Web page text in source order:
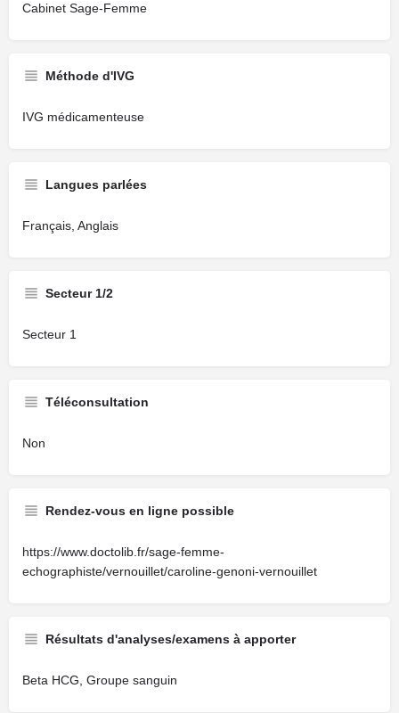
Cabinet Sage-Femme
Méthode d'IVG
IVG médicamenteuse
Langues parlées
Français, Anglais
Secteur 1/2
Secteur 1
Téléconsultation
Non
Rendez-vous en ligne possible
https://www.doctolib.fr/sage-femme-
echographiste/vernouillet/caroline-genoni-vernouillet
Résultats d'analyses/examens à apporter
Beta HCG, Groupe sanguin